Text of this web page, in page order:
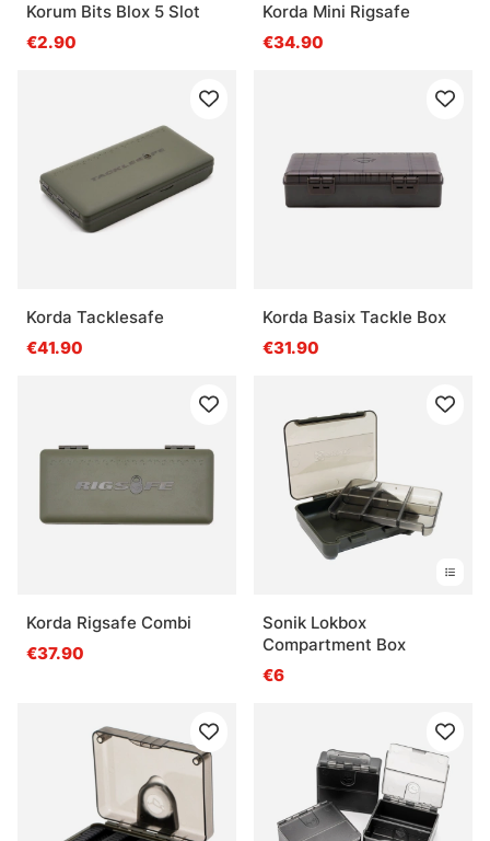
Korum Bits Blox 5 Slot
€2.90
Korda Mini Rigsafe
€34.90
Korda Tacklesafe
€41.90
Korda Basix Tackle Box
€31.90
Korda Rigsafe Combi
€37.90
Sonik Lokbox
Compartment Box
€6